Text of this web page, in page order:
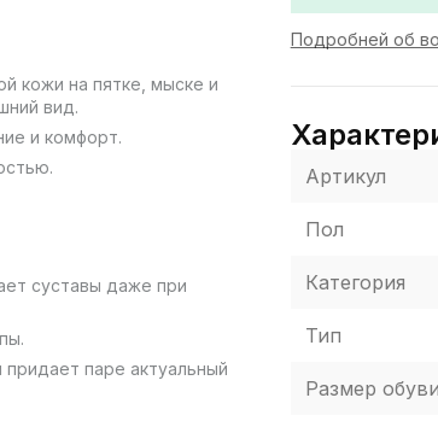
кожи на пятке, мыске и
вид.
и комфорт.
суставы даже при
паре актуальный
Подробней об
Артикул
Пол
Категория
Тип
Размер обуви